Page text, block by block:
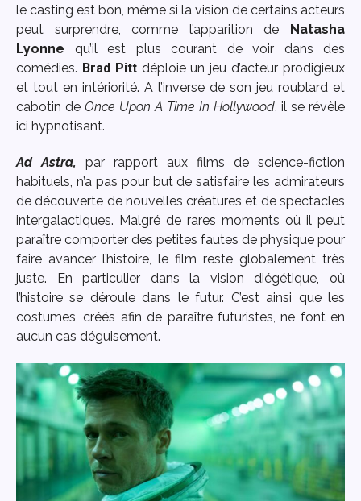
le casting est bon, même si la vision de certains acteurs
peut surprendre, comme l’apparition de Natasha
Lyonne qu’il est plus courant de voir dans des
comédies. Brad Pittdéploie un jeu d’acteur prodigieux
et tout en intériorité. A l’inverse de son jeu roublard et
cabotin deOnce Upon A Time In Hollywood, il se révèle
ici hypnotisant.
Ad Astra, par rapport aux films de science-fiction
habituels, n’a pas pour but de satisfaire les admirateurs
de découverte de nouvelles créatures et de spectacles
intergalactiques. Malgré de rares moments où il peut
paraître comporter des petites fautes de physique pour
faire avancer l’histoire, le film reste globalement très
juste. En particulier dans la vision diégétique, où
l’histoire se déroule dans le futur. C’est ainsi que les
costumes, créés afin de paraître futuristes, ne font en
aucun cas déguisement.